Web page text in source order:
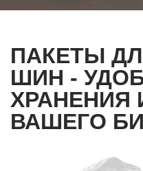
ПАКЕТЫ
ШИН -
ХРАНЕНИЯ
ВАШЕГО